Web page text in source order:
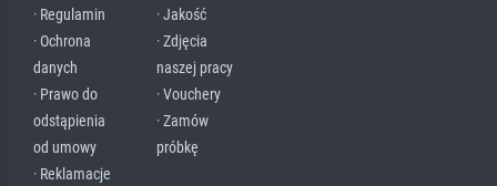
· Regulamin
· Ochrona
danych
· Prawo do
odstąpienia
od umowy
· Reklamacje
· Jakość
· Zdjęcia
naszej pracy
· Vouchery
· Zamów
próbkę